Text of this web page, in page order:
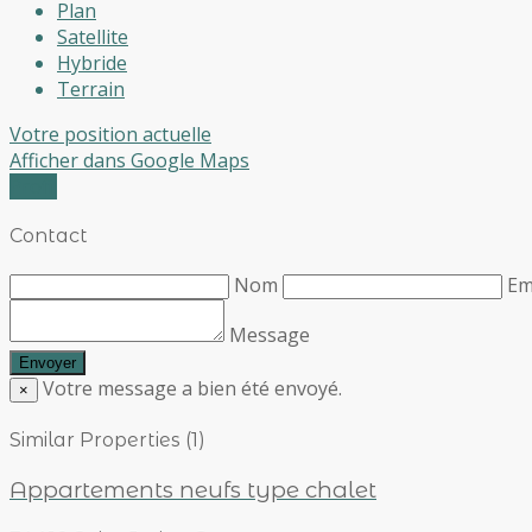
Plan
Satellite
Hybride
Terrain
Votre position actuelle
Afficher dans Google Maps
Contact
Nom
Message
× Votre message a bien été envoyé.
Similar Properties (1)
Appartements neufs type chalet